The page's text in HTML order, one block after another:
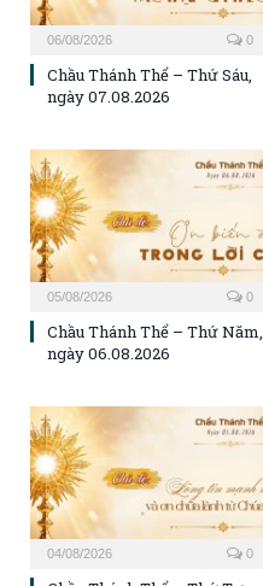
06/08/2026 0
Chầu Thánh Thể – Thứ Sáu,
ngày 07.08.2026
05/08/2026 0
Chầu Thánh Thể – Thứ Năm,
ngày 06.08.2026
04/08/2026 0